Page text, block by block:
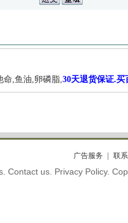
命,鱼油,卵磷脂,30天退货保证.买
广告服务 联
Contact us. Privacy Policy.